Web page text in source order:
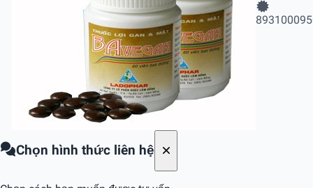
Chọn hình thức liên hệ